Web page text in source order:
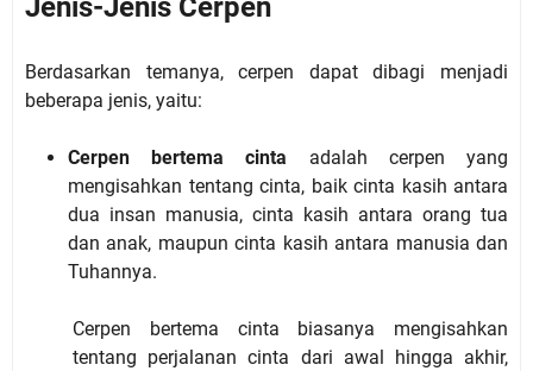
Jenis-Jenis Cerpen
Berdasarkan temanya, cerpen dapat dibagi menjadi
beberapa jenis, yaitu:
Cerpen bertema cinta adalah cerpen yang
mengisahkan tentang cinta, baik cinta kasih antara
dua insan manusia, cinta kasih antara orang tua
dan anak, maupun cinta kasih antara manusia dan
Tuhannya.
Cerpen bertema cinta biasanya mengisahkan
tentang perjalanan cinta dari awal hingga akhir,